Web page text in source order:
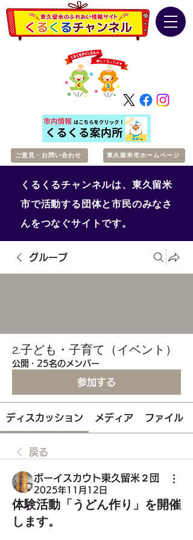
ご意見・お問い合わせ 東久留米市ホームページ
くるくるチャンネルは、東久留米
市で活動する団体と市民のみなさ
んをつなぐサイトです。
グループ
2.子ども・子育て（イベント）
公開 · 25名のメンバー
参加する
ディスカッション メディア ファイル
戻る
ボーイスカウト東久留米２団
2025年11月12日
体験活動「うどん作り」を開催
します。